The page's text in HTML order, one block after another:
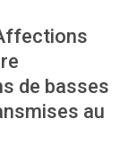
de basses
au